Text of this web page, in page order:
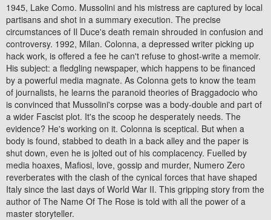
1945, Lake Como. Mussolini and his mistress are captured by local
partisans and shot in a summary execution. The precise
circumstances of Il Duce's death remain shrouded in confusion and
controversy. 1992, Milan. Colonna, a depressed writer picking up
hack work, is offered a fee he can't refuse to ghost-write a memoir.
His subject: a fledgling newspaper, which happens to be financed
by a powerful media magnate. As Colonna gets to know the team
of journalists, he learns the paranoid theories of Braggadocio who
is convinced that Mussolini's corpse was a body-double and part of
a wider Fascist plot. It's the scoop he desperately needs. The
evidence? He's working on it. Colonna is sceptical. But when a
body is found, stabbed to death in a back alley and the paper is
shut down, even he is jolted out of his complacency. Fuelled by
media hoaxes, Mafiosi, love, gossip and murder, Numero Zero
reverberates with the clash of the cynical forces that have shaped
Italy since the last days of World War II. This gripping story from the
author of The Name Of The Rose is told with all the power of a
master storyteller.